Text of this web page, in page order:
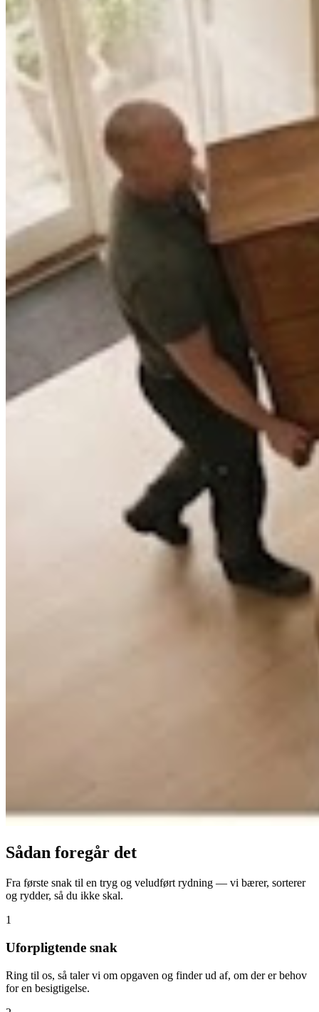
Sådan foregår det
Fra første snak til en tryg og veludført rydning — vi bærer, sorterer
og rydder, så du ikke skal.
1
Uforpligtende snak
Ring til os, så taler vi om opgaven og finder ud af, om der er behov
for en besigtigelse.